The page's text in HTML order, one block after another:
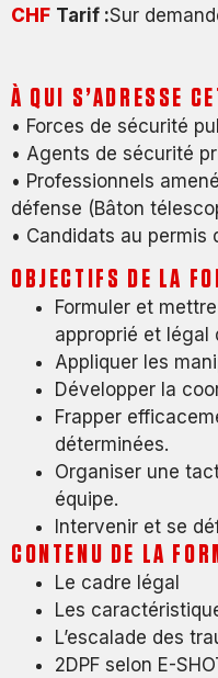
CHF Tarif :Sur
À QUI S’ADRESSE
• Forces de sécurité
• Agents de sécurité
• Professionnels
défense (Bâton
• Candidats au permis
OBJECTIFS DE LA
Formuler et
approprié et légal
Appliquer les
Développer la
Frapper
déterminées.
Organiser une
équipe.
Intervenir et se
CONTENU DE LA
Le cadre légal
Les
L’escalade des
2DPF selon E-